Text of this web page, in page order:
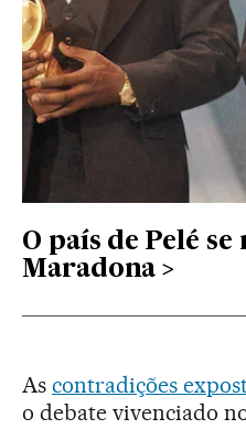
O país de Pelé se
Maradona
As contradições
o debate vivenciado